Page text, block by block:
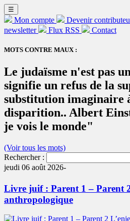
☰
Mon compte Devenir
newsletter
Flux RSS Contact
MOTS CONTRE MAUX :
Le judaïsme n'est pas
signifie un refus de la
substitution imaginaire
disparition.. Albert
je vois le monde"
(Voir tous les mots)
Rechercher :
jeudi 06 août 2026-
Livre juif : Parent 1 – Parent
anthropologique